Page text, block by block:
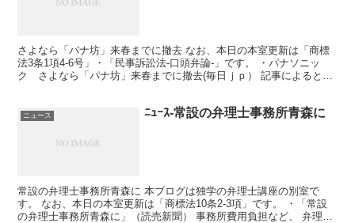
さよなら「パナ坊」来春までに撤去 なお、本日の本室更新は「商標
法3条1項4-6号」・「民事訴訟法-口頭弁論-」です。 ・パナソニッ
ク さよなら「パナ坊」来春までに撤去(毎日ｊｐ） 記事によると、
ニュース ﾆｭｰｽ-常設の弁理士事務所青森に
常設の弁理士事務所青森に 本ブログは独学の弁理士講座の別室で
す。 なお、本日の本室更新は「商標法10条2-3項」です。 ・「常設
の弁理士事務所青森に」（読売新聞） 事務所費用負担など、 弁理士